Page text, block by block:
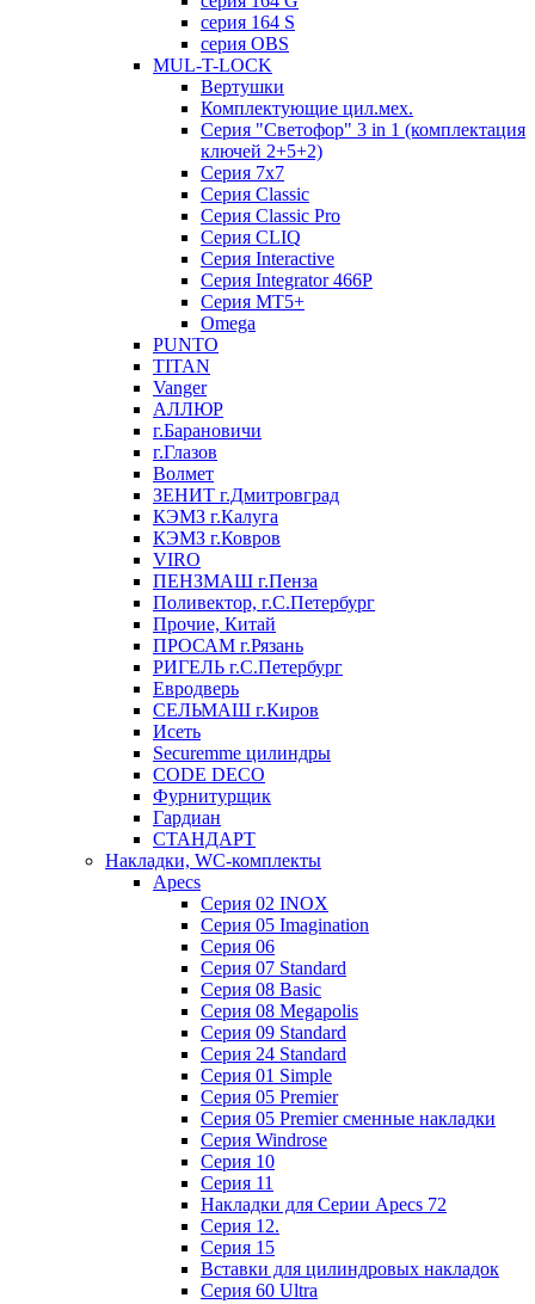
серия 164 S
серия OBS
MUL-T-LOCK
Вертушки
Комплектующие цил.мех.
Серия "Светофор" 3 in 1 (комплектация
ключей 2+5+2)
Серия 7х7
Серия Classic
Серия Classic Pro
Серия CLIQ
Серия Interactive
Серия Integrator 466P
Серия MT5+
Omega
PUNTO
TITAN
Vanger
АЛЛЮР
г.Барановичи
г.Глазов
Волмет
ЗЕНИТ г.Дмитровград
КЭМЗ г.Калуга
КЭМЗ г.Ковров
VIRO
ПЕНЗМАШ г.Пенза
Поливектор, г.С.Петербург
Прочие, Китай
ПРОСАМ г.Рязань
РИГЕЛЬ г.С.Петербург
Евродверь
СЕЛЬМАШ г.Киров
Исеть
Securemme цилиндры
CODE DECO
Фурнитурщик
Гардиан
СТАНДАРТ
Накладки, WC-комплекты
Apecs
Cерия 02 INOX
Cерия 05 Imagination
Cерия 06
Cерия 07 Standard
Cерия 08 Basic
Cерия 08 Megapolis
Cерия 09 Standard
Cерия 24 Standard
Серия 01 Simple
Серия 05 Premier
Серия 05 Premier сменные накладки
Cерия Windrose
Серия 10
Серия 11
Накладки для Серии Apecs 72
Серия 12.
Серия 15
Вставки для цилиндровых накладок
Серия 60 Ultra